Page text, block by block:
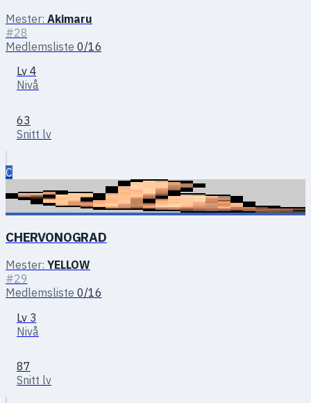
Mester: Akimaru
#28
Medlemsliste 0/16
Lv 4
Nivå
63
Snitt lv
C
CHERVONOGRAD
Mester: YELLOW
#29
Medlemsliste 0/16
Lv 3
Nivå
87
Snitt lv